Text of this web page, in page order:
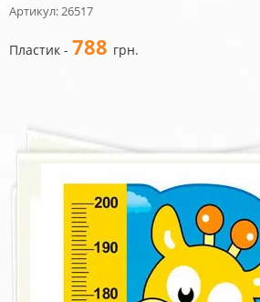
Артикул: 26517
Пластик - 788 грн.